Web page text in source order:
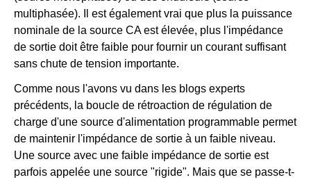
multiphasée). Il est également vrai que plus la puissance
nominale de la source CA est élevée, plus l'impédance
de sortie doit être faible pour fournir un courant suffisant
sans chute de tension importante.
Comme nous l'avons vu dans les blogs experts
précédents, la boucle de rétroaction de régulation de
charge d'une source d'alimentation programmable permet
de maintenir l'impédance de sortie à un faible niveau.
Une source avec une faible impédance de sortie est
parfois appelée une source "rigide". Mais que se passe-t-